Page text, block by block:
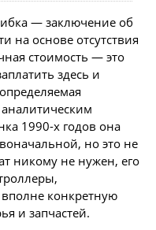
— заключение об
на основе отсутствия
стоимость — это
здесь и
1990-х годов она
но это не
никому не нужен, его
конкретную
и запчастей.